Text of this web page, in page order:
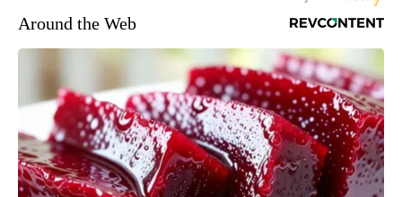
Around the Web